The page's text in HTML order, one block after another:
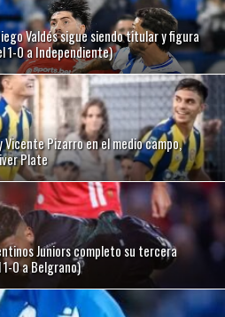
Valdés sigue siendo titular y figura
1-0 a Independiente)
Vicente Pizarro en el medio campo,
Plate
Juniors completo su tercera
0 a Belgrano)